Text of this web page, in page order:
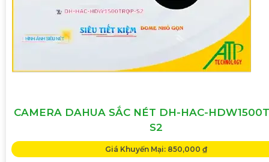
CAMERA DAHUA SẮC NÉT DH-HAC-
S2
Giá Khuyến Mại: 850,000 ₫